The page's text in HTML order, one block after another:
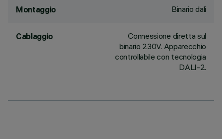
Montaggio Binario dali
Cablaggio
Connessione diretta sul
binario 230V. Apparecchio
controllabile con tecnologia
DALI-2.